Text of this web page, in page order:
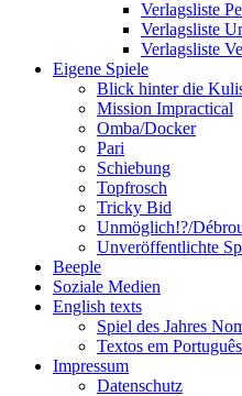
Verlagsliste
Verlagsliste
Verlagsliste
Eigene Spiele
Blick hinter die
Mission Impractical
Omba/Docker
Pari
Schiebung
Topfrosch
Tricky Bid
Unmöglich!?/
Unveröffentlichte
Beeple
Soziale Medien
English texts
Spiel des Jahres
Textos em Português
Impressum
Datenschutz